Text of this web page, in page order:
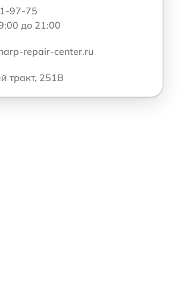
97-75
до 21:00
repair-center.ru
тракт, 251В